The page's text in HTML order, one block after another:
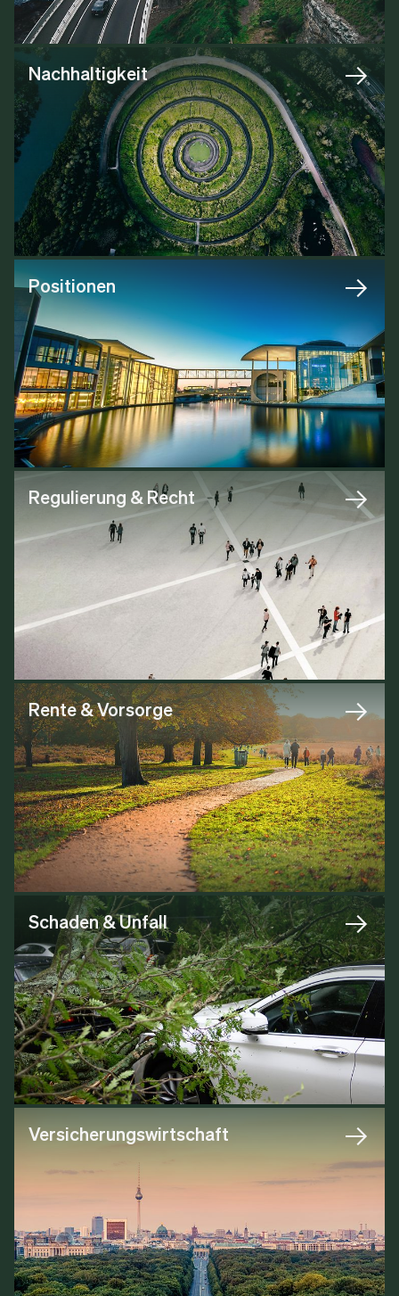
Nachhaltigkeit
Positionen
Regulierung & Recht
Rente & Vorsorge
Schaden & Unfall
Versicherungswirtschaft